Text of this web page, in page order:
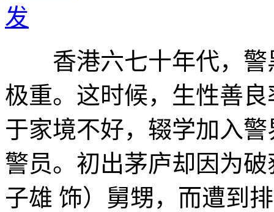
发
香港六七十年代，警
极重。这时候，生性善
于家境不好，辍学加入
警员。初出茅庐却因为
子雄 饰）舅甥，而遭到